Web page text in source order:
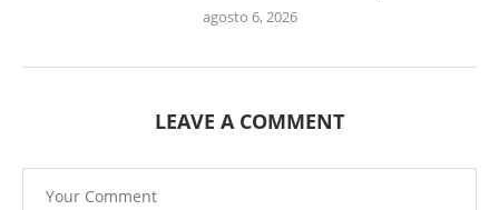
agosto 6, 2026
LEAVE A COMMENT